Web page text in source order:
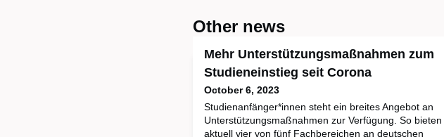
Other news
Mehr Unterstützungsmaßnahmen zum
Studieneinstieg seit Corona
October 6, 2023
Studienanfänger*innen steht ein breites Angebot an
Unterstützungsmaßnahmen zur Verfügung. So bieten
aktuell vier von fünf Fachbereichen an deutschen